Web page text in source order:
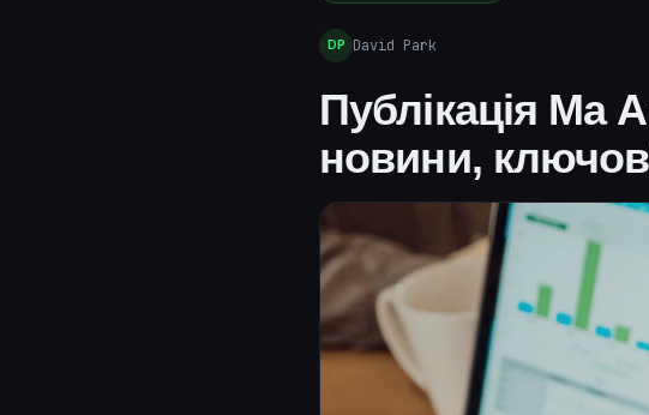
DP David Park
Публікація Ма
новини,